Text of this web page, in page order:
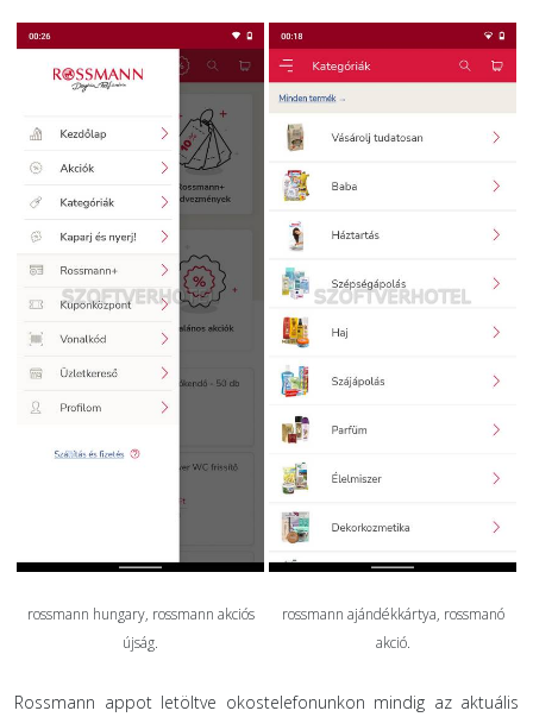
rossmann hungary, rossmann akciós
újság.
rossmann ajándékkártya, rossmanó
akció.
Rossmann appot letöltve okostelefonunkon mindig az aktuális